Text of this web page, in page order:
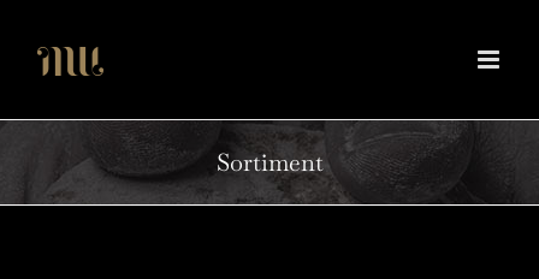
Inhalt
springen
Sortiment